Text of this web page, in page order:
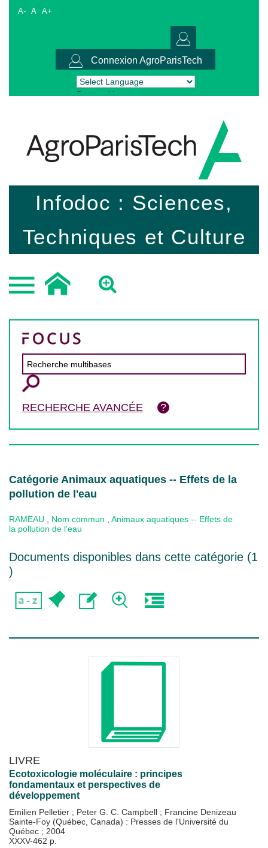
A- A A+
Connexion AgroParisTech
Powered by Translate
Infodoc : Sciences,
Techniques et Culture
RECHERCHE AVANCÉE
Catégorie Animaux aquatiques -- Effets de la
pollution de l'eau
RAMEAU Nom commun
Animaux aquatiques -- Effets de
la pollution de l'eau
Documents disponibles dans cette catégorie (1
)
LIVRE
Ecotoxicologie moléculaire : principes
fondamentaux et perspectives de
développement
Emilien Pelletier ; Peter G. C. Campbell ; Francine Denizeau
Sainte-Foy (Québec, Canada) : Presses de l'Université du
Québec ; 2004
XXXV-462 p.